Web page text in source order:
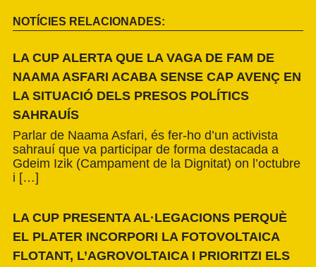
NOTÍCIES RELACIONADES:
LA CUP ALERTA QUE LA VAGA DE FAM DE
NAAMA ASFARI ACABA SENSE CAP AVENÇ EN
LA SITUACIÓ DELS PRESOS POLÍTICS
SAHRAUÍS
Parlar de Naama Asfari, és fer-ho d’un activista
sahrauí que va participar de forma destacada a
Gdeim Izik (Campament de la Dignitat) on l’octubre
i […]
LA CUP PRESENTA AL·LEGACIONS PERQUÈ
EL PLATER INCORPORI LA FOTOVOLTAICA
FLOTANT, L’AGROVOLTAICA I PRIORITZI ELS